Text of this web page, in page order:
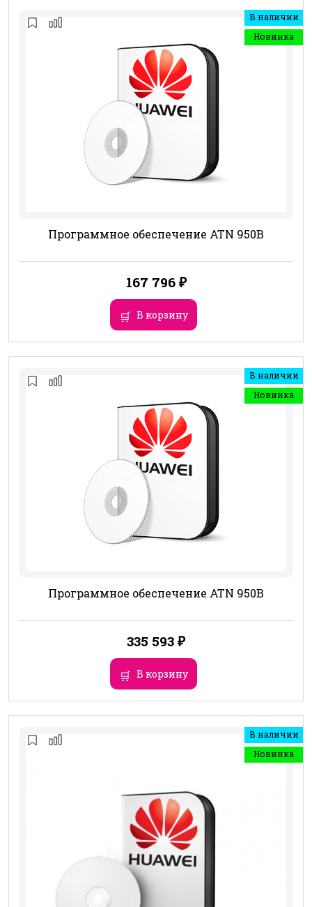
В наличии
Новинка
Программное обеспечение ATN 950B
167 796 ₽
В корзину
В наличии
Новинка
Программное обеспечение ATN 950B
335 593 ₽
В корзину
В наличии
Новинка